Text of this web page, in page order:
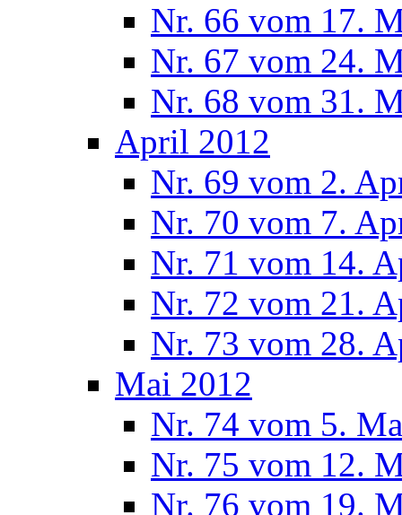
Nr. 66 vom 17.
Nr. 67 vom 24.
Nr. 68 vom 31.
April 2012
Nr. 69 vom 2.
Nr. 70 vom 7.
Nr. 71 vom 14.
Nr. 72 vom 21.
Nr. 73 vom 28.
Mai 2012
Nr. 74 vom 5.
Nr. 75 vom 12.
Nr. 76 vom 19.